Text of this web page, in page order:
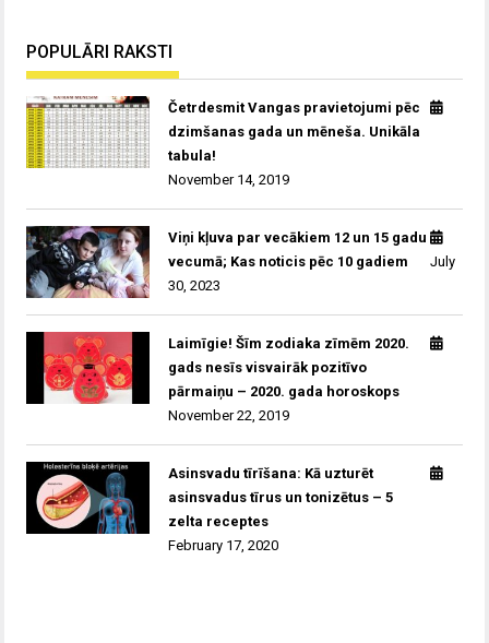
POPULĀRI RAKSTI
Četrdesmit Vangas pravietojumi pēc
dzimšanas gada un mēneša. Unikāla
tabula!
November 14, 2019
Viņi kļuva par vecākiem 12 un 15 gadu
vecumā; Kas noticis pēc 10 gadiem
July
30, 2023
Laimīgie! Šīm zodiaka zīmēm 2020.
gads nesīs visvairāk pozitīvo
pārmaiņu – 2020. gada horoskops
November 22, 2019
Asinsvadu tīrīšana: Kā uzturēt
asinsvadus tīrus un tonizētus – 5
zelta receptes
February 17, 2020